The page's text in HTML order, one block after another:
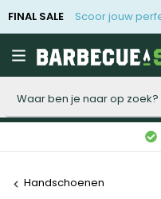
FINAL SALE Scoor jouw
Handschoenen